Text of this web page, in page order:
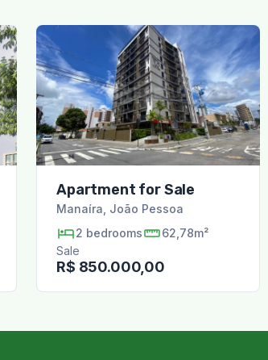
Apartment for Sale
Manaíra João Pessoa
2 bedrooms
62,78m²
Sale
R$ 850.000,00